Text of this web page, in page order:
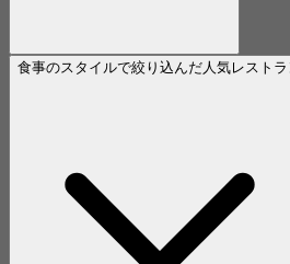
食事のスタイルで絞り込んだ人気レストラ